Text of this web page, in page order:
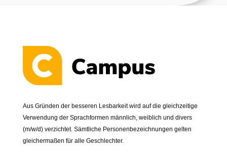
Aus Gründen der besseren Lesbarkeit wird auf die gleichzeitige
Verwendung der Sprachformen männlich, weiblich und divers
(m/w/d) verzichtet. Sämtliche Personenbezeichnungen gelten
gleichermaßen für alle Geschlechter.